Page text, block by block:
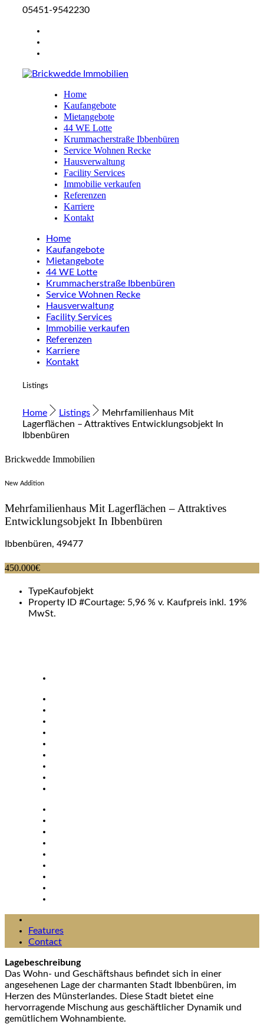
05451-9542230
Home
Kaufangebote
Mietangebote
44 WE Lotte
Krummacherstraße Ibbenbüren
Service Wohnen Recke
Hausverwaltung
Facility Services
Immobilie verkaufen
Referenzen
Karriere
Kontakt
Home
Kaufangebote
Mietangebote
44 WE Lotte
Krummacherstraße Ibbenbüren
Service Wohnen Recke
Hausverwaltung
Facility Services
Immobilie verkaufen
Referenzen
Karriere
Kontakt
Listings
Home Listings
Mehrfamilienhaus Mit
Lagerflächen – Attraktives Entwicklungsobjekt In
Ibbenbüren
Brickwedde Immobilien
New Addition
Mehrfamilienhaus Mit Lagerflächen – Attraktives
Entwicklungsobjekt In Ibbenbüren
Ibbenbüren, 49477
450.000€
TypeKaufobjekt
Property ID #Courtage: 5,96 % v. Kaufpreis inkl. 19%
MwSt.
Features
Contact
Lagebeschreibung
Das Wohn- und Geschäftshaus befindet sich in einer
angesehenen Lage der charmanten Stadt Ibbenbüren, im
Herzen des Münsterlandes. Diese Stadt bietet eine
hervorragende Mischung aus geschäftlicher Dynamik und
gemütlichem Wohnambiente.